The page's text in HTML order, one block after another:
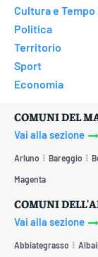
Cultura e
Politica
Territorio
Sport
Economia
COMUNI DEL
Vai alla sezione
Arluno Bareggio
Magenta
COMUNI
Vai alla sezione
Abbiategrasso